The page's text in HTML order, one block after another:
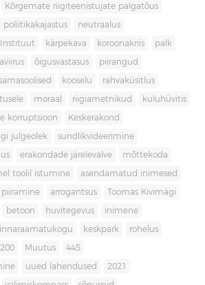
Kõrgemate riigiteenistujate palgatõus
poliitikakajastus neutraalus
kärpekava koroonakriis palk
õigusvastasus piirangud
kooselu rahvaküsitlus
moraal riigiametnikud kuluhüvitis
korruptsioon Keskerakond
julgeolek sundlikvideerimine
erakondade järelevalve mõttekoda
toolil istumine asendamatud inimesed
piiramine arrogantsus Toomas Kivimägi
betoon huvitegevus inimene
linnaraamatukogu keskpark rohelus
Muutus 445
uued lahendused 2021